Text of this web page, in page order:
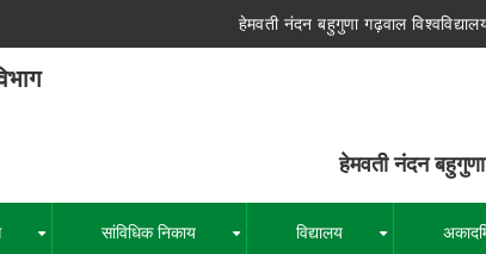
हेमवती नंदन बहुगुणा गढ़वाल
हेमवती नंदन बहुगुणा गढ़वाल
एक केंद्रीय
सांविधिक निकाय विद्यालय